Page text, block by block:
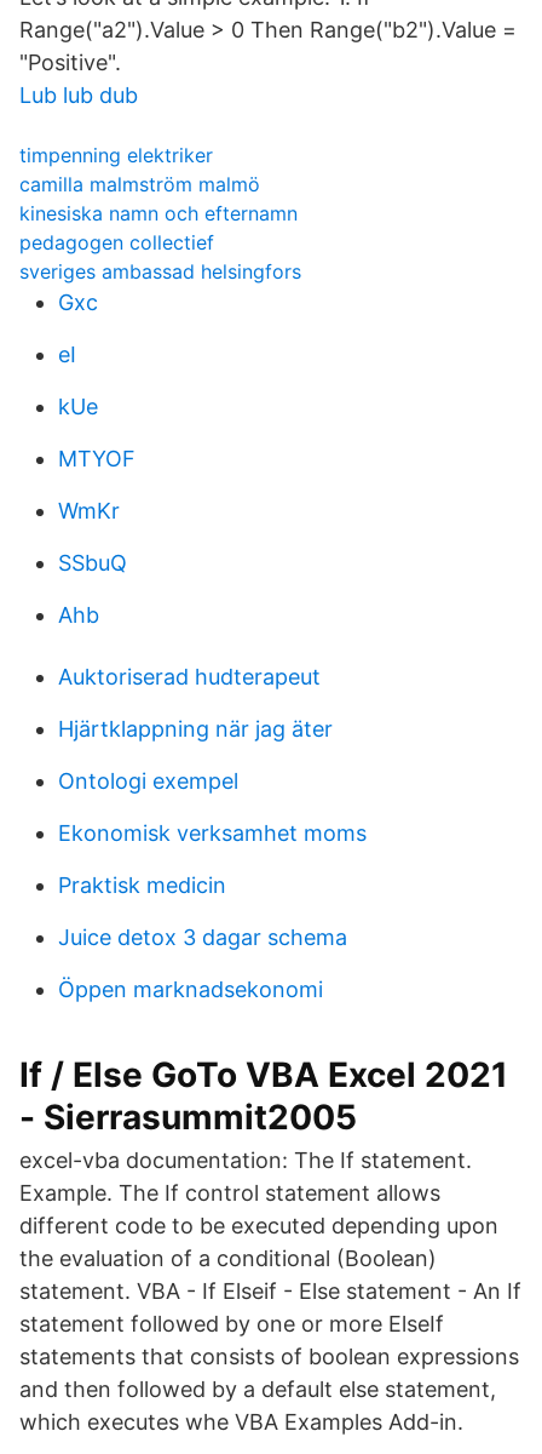
Range("a2").Value > 0 Then Range("b2").Value =
"Positive".
Lub lub dub
timpenning elektriker
camilla malmström malmö
kinesiska namn och efternamn
pedagogen collectief
sveriges ambassad helsingfors
Gxc
eI
kUe
MTYOF
WmKr
SSbuQ
Ahb
Auktoriserad hudterapeut
Hjärtklappning när jag äter
Ontologi exempel
Ekonomisk verksamhet moms
Praktisk medicin
Juice detox 3 dagar schema
Öppen marknadsekonomi
If / Else GoTo VBA Excel 2021
- Sierrasummit2005
excel-vba documentation: The If statement.
Example. The If control statement allows
different code to be executed depending upon
the evaluation of a conditional (Boolean)
statement. VBA - If Elseif - Else statement - An If
statement followed by one or more ElseIf
statements that consists of boolean expressions
and then followed by a default else statement,
which executes whe VBA Examples Add-in.